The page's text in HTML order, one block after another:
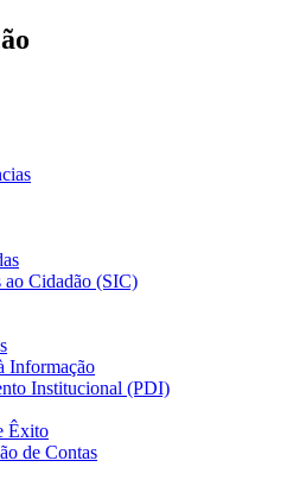
ao Cidadão (SIC)
Informação
Institucional (PDI)
Êxito
de Contas